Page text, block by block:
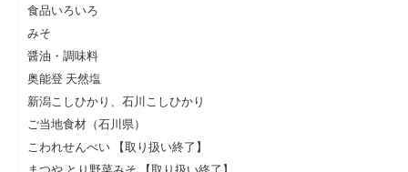
食品いろいろ
みそ
醤油・調味料
奥能登 天然塩
新潟こしひかり、石川こしひかり
ご当地食材（石川県）
こわれせんべい 【取り扱い終了】